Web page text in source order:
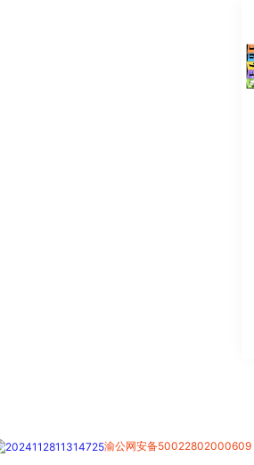
渝公网安备50022802000609